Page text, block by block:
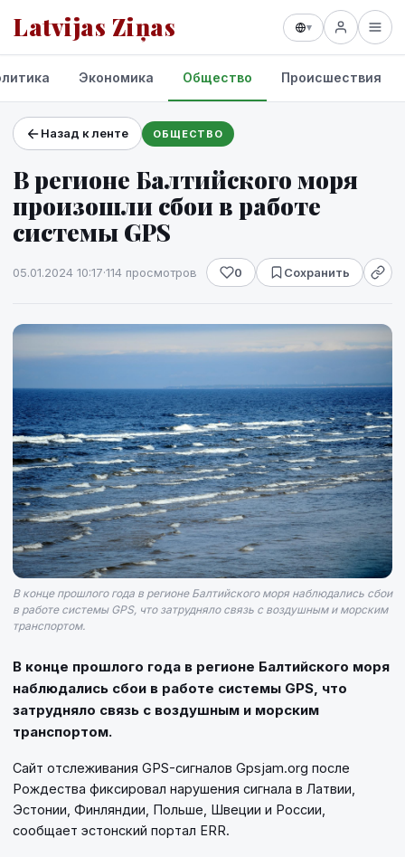
Latvijas Ziņas ▾
Проекты и сервисы
Прогноз погоды
Экономика Общество Происшествия
Назад к ленте ОБЩЕСТВО
В регионе Балтийского моря
произошли сбои в работе
системы GPS
05.01.2024 10:17·114 просмотров 0 Сохранить
В конце прошлого года в регионе Балтийского моря наблюдались сбои
в работе системы GPS, что затрудняло связь с воздушным и морским
транспортом.
В конце прошлого года в регионе Балтийского моря
наблюдались сбои в работе системы GPS, что
затрудняло связь с воздушным и морским
транспортом.
Сайт отслеживания GPS-сигналов Gpsjam.org после
Рождества фиксировал нарушения сигнала в Латвии,
Эстонии, Финляндии, Польше, Швеции и России,
сообщает эстонский портал ERR.